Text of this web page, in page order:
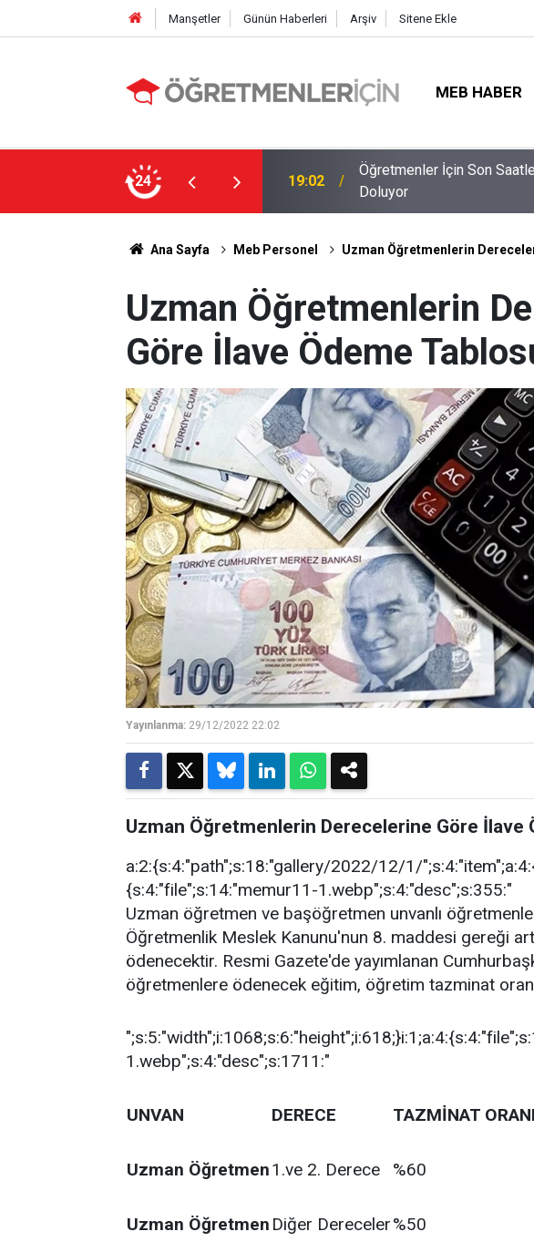
Manşetler Günün Haberleri Arşiv Sitene Ekle
MEB HABER
24
E-Sınav Görev Başvurularında Süre
09:01 2026 Atama Sinyali Verildi:
Ana Sayfa Meb Personel Uzman Öğretmenlerin
Uzman Öğretmenlerin
Göre İlave Ödeme
Yayınlanma: 29/12/2022 22:02
Uzman Öğretmenlerin Derecelerine Göre İlave
a:2:{s:4:"path";s:18:"gallery/2022/12/1/
{s:4:"file";s:14:"memur11-1.webp";s:4:"desc";s:355:"
Uzman öğretmen ve başöğretmen unvanlı
Öğretmenlik Meslek Kanunu'nun 8. maddesi gereği
ödenecektir. Resmi Gazete'de yayımlanan
öğretmenlere ödenecek eğitim, öğretim tazminat
1.webp";s:4:"desc";s:1711:"
UNVAN DERECE TAZMİNAT ORANI
Uzman Öğretmen1.ve 2. Derece %60
Uzman Öğretmen Diğer Dereceler%50